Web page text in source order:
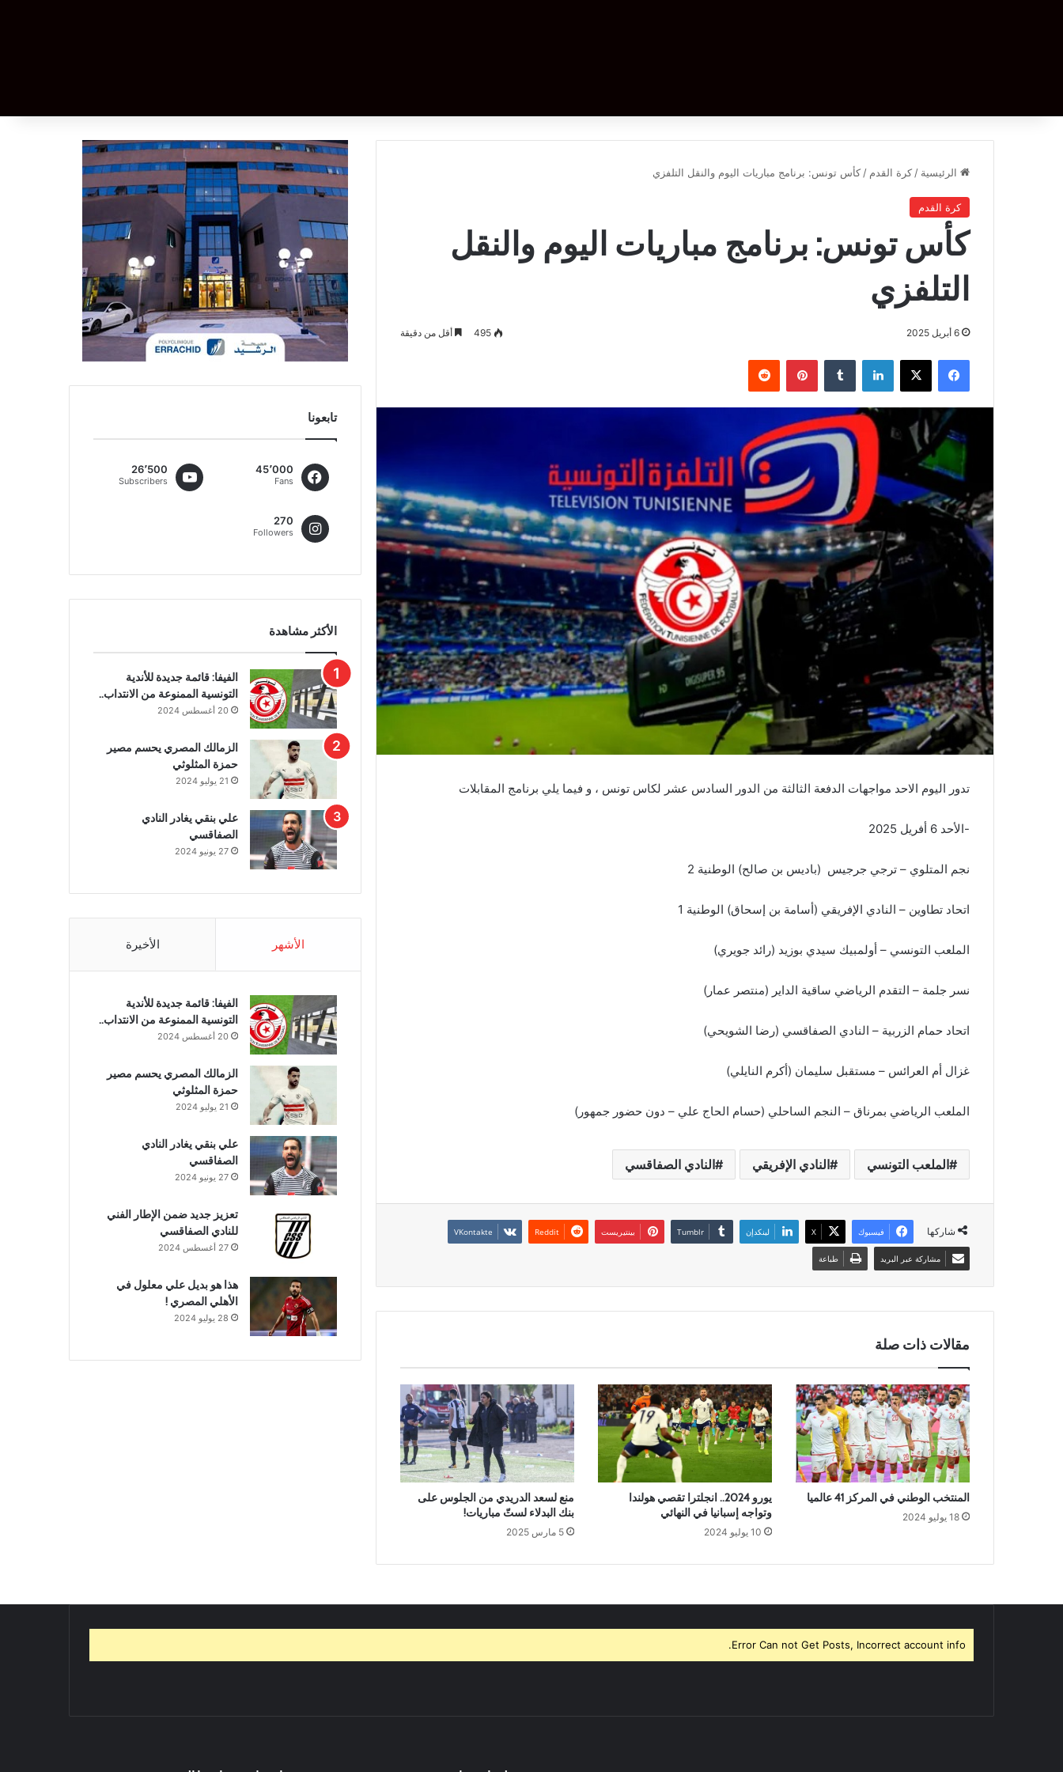
الرئيسية / كرة القدم / كأس تونس: برنامج مباريات اليوم والنقل التلفزي
كرة القدم
كأس تونس: برنامج مباريات اليوم والنقل
التلفزي
6 أبريل 2025 495 أقل من دقيقة
فيسبوك ‫X لينكدإن بينتيريست
تدور اليوم الاحد مواجهات الدفعة الثالثة من الدور السادس عشر لكاس تونس ، و فيما يلي برنامج المقابلات
-الأحد 6 أفريل 2025
نجم المتلوي – ترجي جرجيس (باديس بن صالح) الوطنية 2
اتحاد تطاوين – النادي الإفريقي (أسامة بن إسحاق) الوطنية 1
الملعب التونسي – أولمبيك سيدي بوزيد (رائد جويري)
نسر جلمة – التقدم الرياضي ساقية الداير (منتصر عمار)
اتحاد حمام الزربية – النادي الصفاقسي (رضا الشويحي)
غزال أم العرائس – مستقبل سليمان (أكرم النايلي)
الملعب الرياضي بمرناق – النجم الساحلي (حسام الحاج علي – دون حضور جمهور)
الملعب التونسي النادي الإفريقي النادي الصفاقسي
شاركها فيسبوك ‫X لينكدإن بينتيريست
مشاركة عبر البريد طباعة
مقالات ذات صلة
المنتخب الوطني في المركز 41 عالميا
18 يوليو 2024
يورو 2024.. انجلترا تقصي هولندا
وتواجه إسبانيا في النهائي
10 يوليو 2024
منع لسعد الدريدي من الجلوس على
بنك البدلاء لستّ مباريات!
5 مارس 2025
تابعونا
45٬000
Fans
26٬500
Subscribers
270
Followers
الأكثر مشاهدة
الفيفا: قائمة جديدة للأندية
التونسية الممنوعة من الانتداب..
20 أغسطس 2024
الزمالك المصري يحسم مصير
حمزة المثلوثي
21 يوليو 2024
علي بنقي يغادر النادي
الصفاقسي
27 يونيو 2024
الأشهر الأخيرة
الفيفا: قائمة جديدة للأندية
التونسية الممنوعة من الانتداب..
20 أغسطس 2024
الزمالك المصري يحسم مصير
حمزة المثلوثي
21 يوليو 2024
علي بنقي يغادر النادي
الصفاقسي
27 يونيو 2024
تعزيز جديد ضمن الإطار الفني
للنادي الصفاقسي
27 أغسطس 2024
هذا هو بديل علي معلول في
الأهلي المصري !
28 يوليو 2024
Error Can not Get Posts, Incorrect account info.